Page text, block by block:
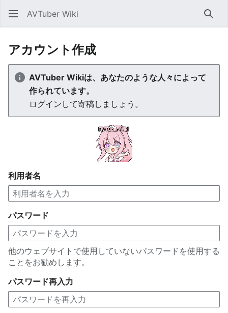
AVTuber Wiki 検索
アカウント作成
AVTuber Wikiは、あなたのような人々によって
作られています。
ログインして寄稿しましょう。
利用者名
パスワード
他のウェブサイトで使用していないパスワードを使用する
ことをお勧めします。
パスワード再入力